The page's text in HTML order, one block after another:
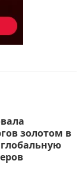
золотом в